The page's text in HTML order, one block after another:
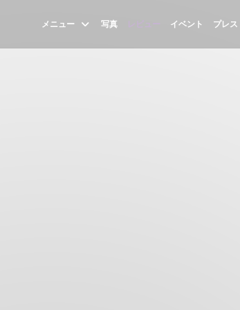
メニュー 写真 レビュー イベント プレス